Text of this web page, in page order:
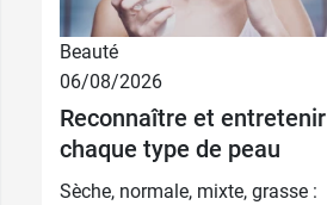
Beauté
06/08/2026
Reconnaître et entretenir
chaque type de peau
Sèche, normale, mixte, grasse :